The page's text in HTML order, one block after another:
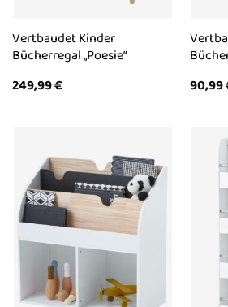
Vertbaudet Kinder
Bücherregal „Poesie“
249,99€
90,99